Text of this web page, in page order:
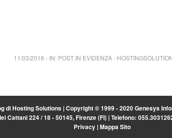
11/03/2016 - IN: POST IN EVIDENZA-
diHosting Solutions | Copyright © 1999 - 2020 Genesys
Cattani 224 / 18 - 50145, Firenze (FI) | Telefono:
Privacy |Mappa Sito